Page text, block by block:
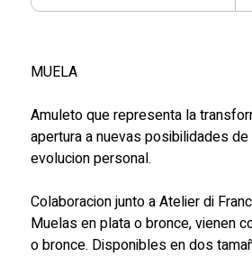
MUELA
Amuleto que representa la
apertura a nuevas posibilidades
evolucion personal.
Colaboracion junto a Atelier di
Muelas en plata o bronce, vienen
o bronce. Disponibles en dos